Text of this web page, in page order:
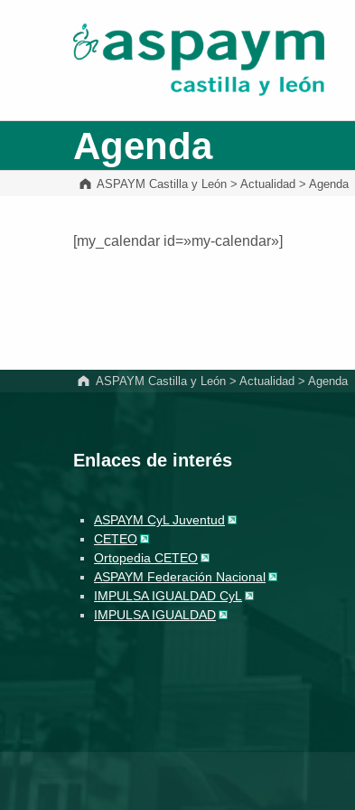
ASPAYM Castilla y León
Agenda
ASPAYM Castilla y León >Actualidad >Agenda
[my_calendar id=»my-calendar»]
ASPAYM Castilla y León> Actualidad > Agenda
Enlaces de interés
ASPAYM CyL Juventud
CETEO
Ortopedia CETEO
ASPAYM Federación Nacional
IMPULSA IGUALDAD CyL
IMPULSA IGUALDAD